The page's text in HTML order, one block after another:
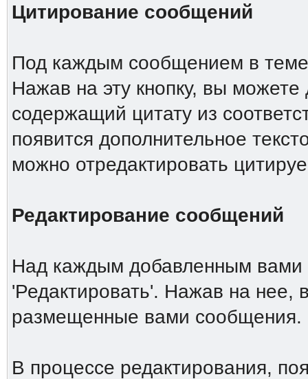
Цитирование сообщений
Под каждым сообщением в
Нажав на эту кнопку, вы
содержащий цитату из
появится дополнительное
можно отредактировать
Редактирование сообщений
Над каждым добавленным вами
'Редактировать'. Нажав на нее,
размещенные вами сообщения.
В процессе редактирования,